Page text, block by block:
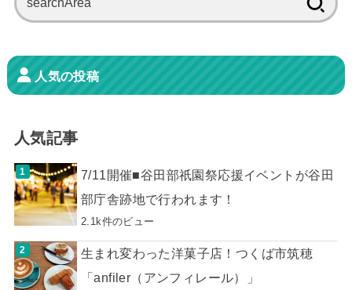
索:
人気の投稿
人気記事
7/11開催■谷田部祇園祭応援イベントが谷田
部庁舎跡地で行われます！
2.1k件のビュー
生まれ変わった洋菓子店！つくば市筑穂
「anfiler（アンフィレール）」